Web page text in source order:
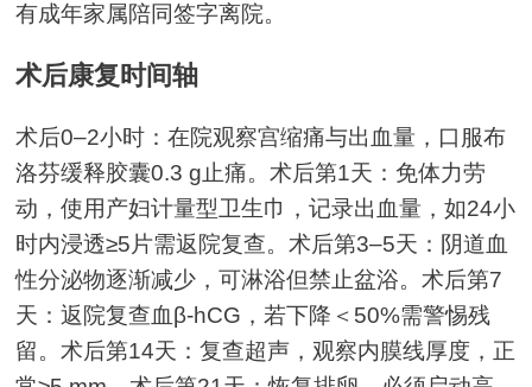
有成年家属陪同签字离院。
术后康复时间轴
术后0–2小时：在院观察宫缩痛与出血量，口服布
洛芬缓释胶囊0.3 g止痛。术后第1天：免体力劳
动，使用产妇计量型卫生巾，记录出血量，如24小
时内浸透≥5片需返院复查。术后第3–5天：阴道血
性分泌物逐渐减少，可淋浴但禁止盆浴。术后第7
天：返院复查血β-hCG，若下降＜50%需警惕残
留。术后第14天：复查超声，观察内膜线厚度，正